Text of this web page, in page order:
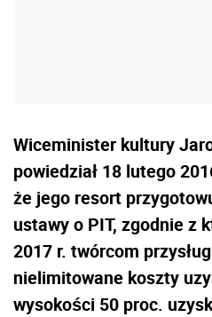
Wiceminister kultury
powiedział 18 lutego
że jego resort
ustawy o PIT, zgodnie z
2017 r. twórcom
nielimitowane koszty
wysokości 50 proc.